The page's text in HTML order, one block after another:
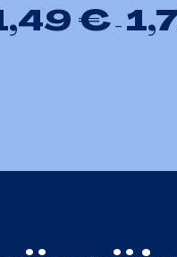
€ –